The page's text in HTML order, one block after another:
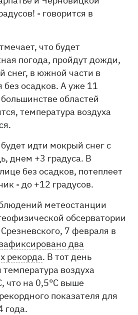
- говорится в
что будет
погода, пройдут дожди,
снег, в южной части в
без осадков. А уже 11
областей
температура воздуха
идти мокрый снег с
днем ​​+3 градуса. В
без осадков, потеплеет
- до +12 градусов.
метеостанции
обсерватории
7 февраля в
два
рекорда. В тот день
воздуха
что на 0,5°С выше
показателя для
года.